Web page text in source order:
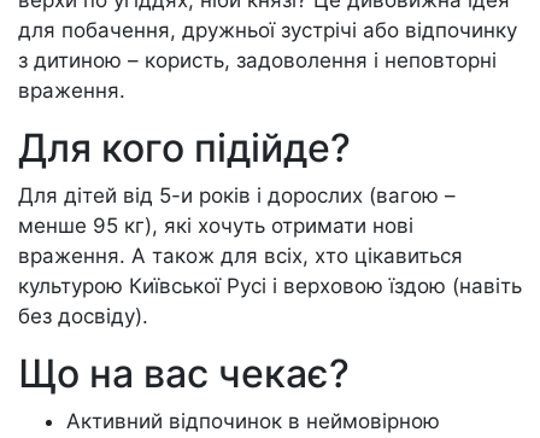
для побачення, дружньої зустрічі або відпочинку
з дитиною – користь, задоволення і неповторні
враження.
Для кого підійде?
Для дітей від 5-и років і дорослих (вагою –
менше 95 кг), які хочуть отримати нові
враження. А також для всіх, хто цікавиться
культурою Київської Русі і верховою їздою (навіть
без досвіду).
Що на вас чекає?
Активний відпочинок в неймовірною